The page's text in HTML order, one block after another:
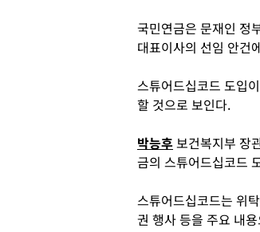
국민연금은 문재인 정
대표이사의 선임 안건
스튜어드십코드 도입
할 것으로 보인다.
박능후 보건복지부 장
금의 스튜어드십코드
스튜어드십코드는 위
권 행사 등을 주요 내